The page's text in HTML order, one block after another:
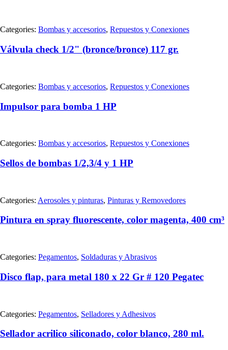
Categories: Bombas y accesorios, Repuestos y Conexiones
Válvula check 1/2" (bronce/bronce) 117 gr.
Categories: Bombas y accesorios, Repuestos y Conexiones
Impulsor para bomba 1 HP
Categories: Bombas y accesorios, Repuestos y Conexiones
Sellos de bombas 1/2,3/4 y 1 HP
Categories: Aerosoles y pinturas, Pinturas y Removedores
Pintura en spray fluorescente, color magenta, 400 cm³
Categories: Pegamentos, Soldaduras y Abrasivos
Disco flap, para metal 180 x 22 Gr # 120 Pegatec
Categories: Pegamentos, Selladores y Adhesivos
Sellador acrilico siliconado, color blanco, 280 ml.